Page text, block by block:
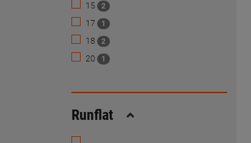
15 2
17 1
18 2
20 1
Runflat Replier